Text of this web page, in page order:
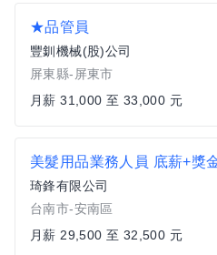
★品管員
豐釧機械(股)公司
屏東縣-屏東市
月薪 31,000 至 33,000 元
美髮用品業務人員 底薪+獎
琦鋒有限公司
台南市-安南區
月薪 29,500 至 32,500 元